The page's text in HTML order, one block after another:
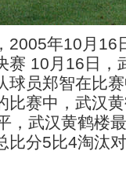
2005年10月
赛 10月16日，
球员郑智在比
比赛中，武汉
，武汉黄鹤楼
比分5比4淘汰